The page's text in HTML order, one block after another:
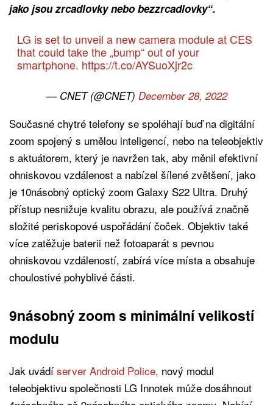
jako jsou zrcadlovky nebo bezzrcadlovky“.
LG is set to unveil a new camera module at CES
that could take the „bump“ out of your
smartphone. https://t.co/AYSuoXjr2c
— CNET (@CNET) December 28, 2022
Současné chytré telefony se spoléhají buď na digitální
zoom spojený s umělou inteligencí, nebo na teleobjektiv
s aktuátorem, který je navržen tak, aby měnil efektivní
ohniskovou vzdálenost a nabízel šílené zvětšení, jako
je 10násobný optický zoom Galaxy S22 Ultra. Druhý
přístup nesnižuje kvalitu obrazu, ale používá značně
složité periskopové uspořádání čoček. Objektiv také
více zatěžuje baterii než fotoaparát s pevnou
ohniskovou vzdáleností, zabírá více místa a obsahuje
choulostivé pohyblivé části.
9násobný zoom s minimální velikostí
modulu
Jak uvádí server Android Police, nový modul
teleobjektivu společnosti LG Innotek může dosáhnout